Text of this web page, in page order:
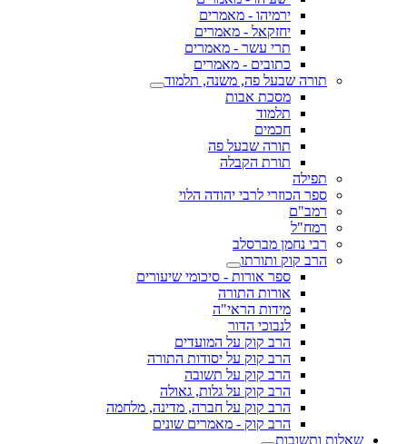
ירמיהו - מאמרים
יחזקאל - מאמרים
תרי עשר - מאמרים
כתובים - מאמרים
תורה שבעל פה, משנה, תלמוד
מסכת אבות
תלמוד
חכמים
תורה שבעל פה
תורת הקבלה
תפילה
ספר הכוזרי לרבי יהודה הלוי
רמב"ם
רמח"ל
רבי נחמן מברסלב
הרב קוק ותורתו
ספר אורות - סיכומי שיעורים
אורות התורה
מידות הראי"ה
לנבוכי הדור
הרב קוק על המועדים
הרב קוק על יסודות התורה
הרב קוק על תשובה
הרב קוק על גלות, גאולה
הרב קוק על חברה, מדינה, מלחמה
הרב קוק - מאמרים שונים
שאלות ותשובות